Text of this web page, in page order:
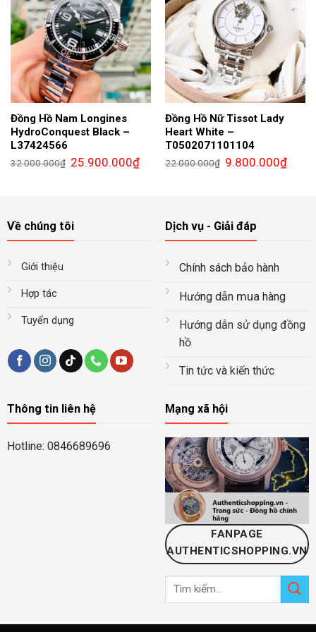
Đồng Hồ Nam Longines
HydroConquest Black –
L37424566
32.000.000₫ Giá
gốc
25.900.000₫Giá
hiện
Đồng Hồ Nữ Tissot Lady
Heart White –
T0502071101104
22.000.000₫ Giá
gốc
9.800.000₫Giá
hiện
Về chúng tôi
Giới thiệu
Hợp tác
Tuyển dụng
Dịch vụ - Giải đáp
Chính sách bảo hành
Hướng dẫn muahàng
Hướng dẫn sử dụng đồng
hồ
Tin tức và kiến thức
Thông tin liên hệ
Hotline: 0846689696
Mạng xã hội
FANPAGE
AUTHENTICSHOPPING.VN
Tìm